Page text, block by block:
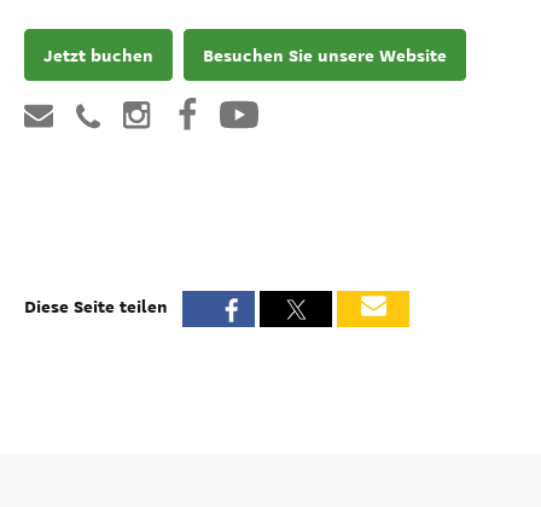
Jetzt buchen Besuchen Sie unsere Website
Diese Seite teilen